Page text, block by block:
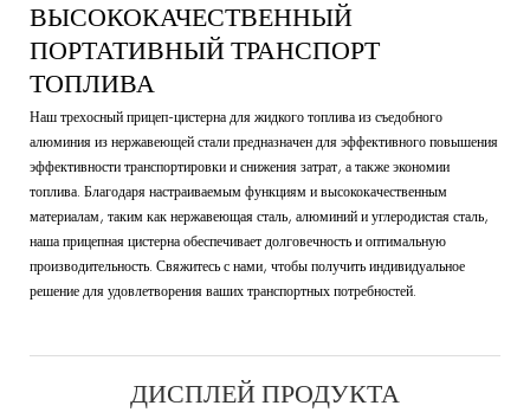
ВЫСОКОКАЧЕСТВЕННЫЙ
ПОРТАТИВНЫЙ ТРАНСПОРТ
ТОПЛИВА
Наш трехосный прицеп-цистерна для жидкого топлива из съедобного
алюминия из нержавеющей стали предназначен для эффективного повышения
эффективности транспортировки и снижения затрат, а также экономии
топлива. Благодаря настраиваемым функциям и высококачественным
материалам, таким как нержавеющая сталь, алюминий и углеродистая сталь,
наша прицепная цистерна обеспечивает долговечность и оптимальную
производительность. Свяжитесь с нами, чтобы получить индивидуальное
решение для удовлетворения ваших транспортных потребностей.
ДИСПЛЕЙ ПРОДУКТА